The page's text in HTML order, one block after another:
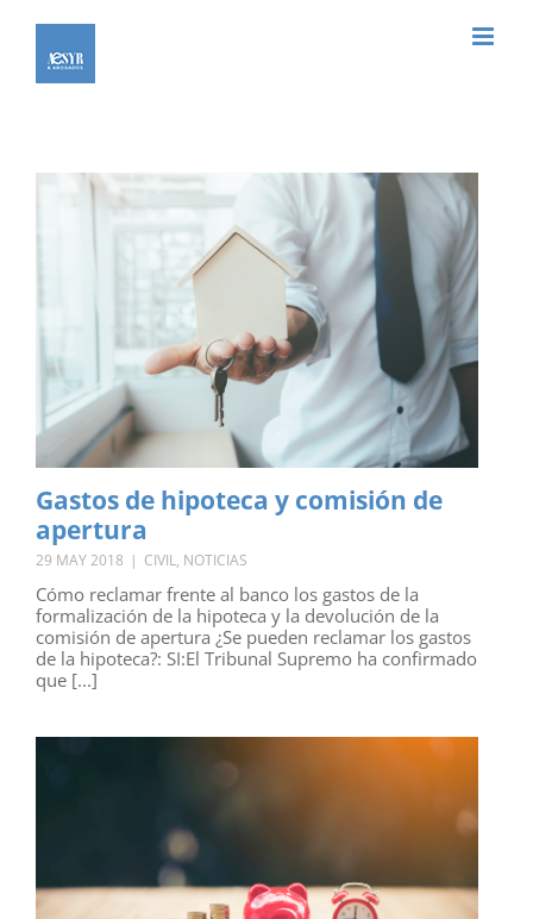
contenido
Gastos de hipoteca y comisión de
apertura
29 MAY 2018 | CIVIL, NOTICIAS
Cómo reclamar frente al banco los gastos de la
formalización de la hipoteca y la devolución de la
comisión de apertura ¿Se pueden reclamar los gastos
de la hipoteca?: SI:El Tribunal Supremo ha confirmado
que [...]